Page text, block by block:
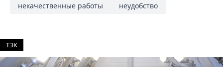
некачественные работы
неудобство
ТЭК